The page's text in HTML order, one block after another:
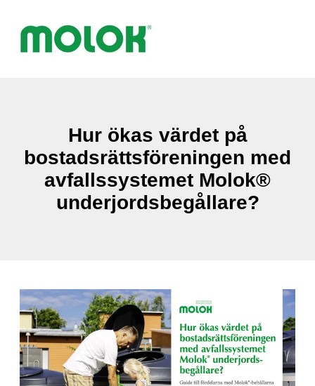
Hur ökas värdet på
bostadsrättsföreningen med
avfallssystemet Molok®
underjordsbegållare?